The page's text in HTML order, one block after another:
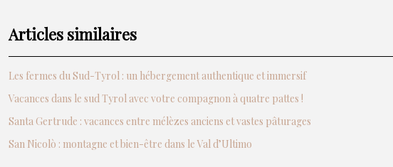
Articles similaires
Les fermes du Sud-Tyrol : un hébergement authentique et immersif
Vacances dans le sud Tyrol avec votre compagnon à quatre pattes !
Santa Gertrude : vacances entre mélèzes anciens et vastes pâturages
San Nicolò : montagne et bien-être dans le Val d’Ultimo